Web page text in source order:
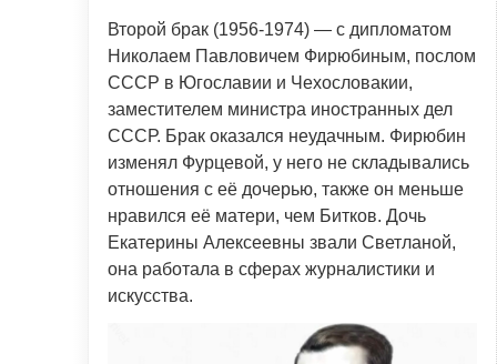
Второй брак (1956-1974) — с дипломатом
Николаем Павловичем Фирюбиным, послом
СССР в Югославии и Чехословакии,
заместителем министра иностранных дел
СССР. Брак оказался неудачным. Фирюбин
изменял Фурцевой, у него не складывались
отношения с её дочерью, также он меньше
нравился её матери, чем Битков. Дочь
Екатерины Алексеевны звали Светланой,
она работала в сферах журналистики и
искусства.